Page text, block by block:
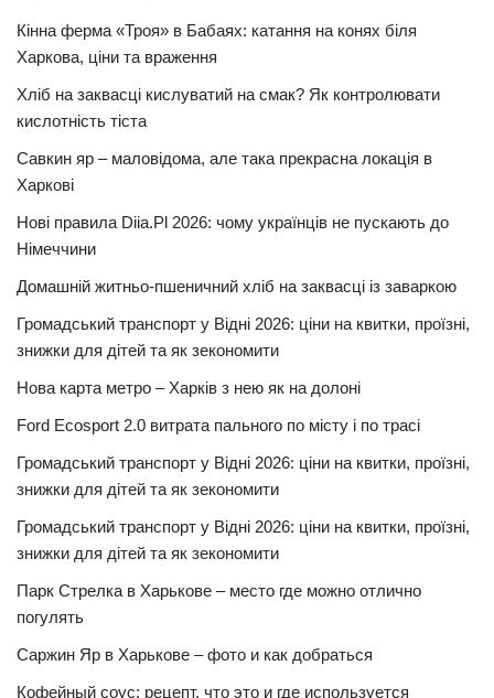
Кінна ферма «Троя» в Бабаях: катання на конях біля
Харкова, ціни та враження
Хліб на заквасці кислуватий на смак? Як контролювати
кислотність тіста
Савкин яр – маловідома, але така прекрасна локація в
Харкові
Нові правила Diia.Pl 2026: чому українців не пускають до
Німеччини
Домашній житньо-пшеничний хліб на заквасці із заваркою
Громадський транспорт у Відні 2026: ціни на квитки, проїзні,
знижки для дітей та як зекономити
Нова карта метро – Харків з нею як на долоні
Ford Ecosport 2.0 витрата пального по місту і по трасі
Громадський транспорт у Відні 2026: ціни на квитки, проїзні,
знижки для дітей та як зекономити
Громадський транспорт у Відні 2026: ціни на квитки, проїзні,
знижки для дітей та як зекономити
Парк Стрелка в Харькове – место где можно отлично
погулять
Саржин Яр в Харькове – фото и как добраться
Кофейный соус: рецепт, что это и где используется